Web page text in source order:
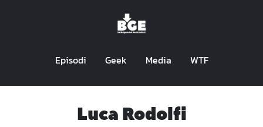
Episodi Geek Media WTF
Luca Rodolfi